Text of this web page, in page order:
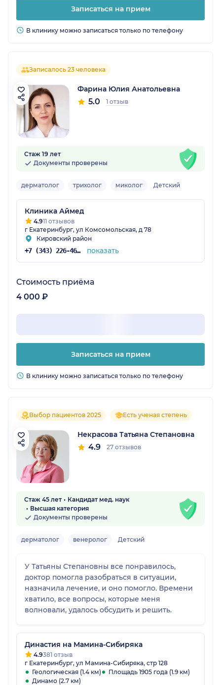
Записаться на прием
В клинику можно записаться только по телефону
Записалось 23 человека
Фарина Юлия Анатольевна
5.0 1 отзыв
Стаж 19 лет
Документы проверены
дерматолог трихолог миколог Детский
Клиника Аймед
4.911 отзывов
г Екатеринбург, ул Комсомольская, д 78
Кировский район
+7 (343) 226-46-35 показать
Стоимость приёма
4 000 ₽
Записаться на прием
В клинику можно записаться только по телефону
Выбор пациентов 2025 Есть ученая степень
Некрасова Татьяна Степановна
4.9 27 отзывов
Стаж 45 лет
Кандидат мед. наук
Высшая категория
Документы проверены
дерматолог венеролог Детский
У Татьяны Степановны все понравилось,
доктор помогла разобраться в ситуации,
назначила лечение, и оно помогло. Времени
хватило, все вопросы, которые меня
волновали, удалось обсудить и решить.
Династия на Мамина-Сибиряка
4.9381 отзыв
г Екатеринбург, ул Мамина-Сибиряка, стр 128
Геологическая (1.4 км)
Площадь 1905 года (1.9 км)
Динамо (2.7 км)